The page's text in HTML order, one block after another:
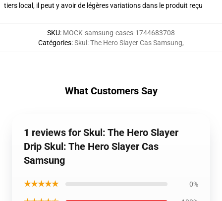
tiers local, il peut y avoir de légères variations dans le produit reçu
SKU: MOCK-samsung-cases-1744683708
Catégories:Skul: The Hero Slayer Cas Samsung,
What Customers Say
1 reviews for Skul: The Hero Slayer
Drip Skul: The Hero Slayer Cas
Samsung
★★★★★ 0%